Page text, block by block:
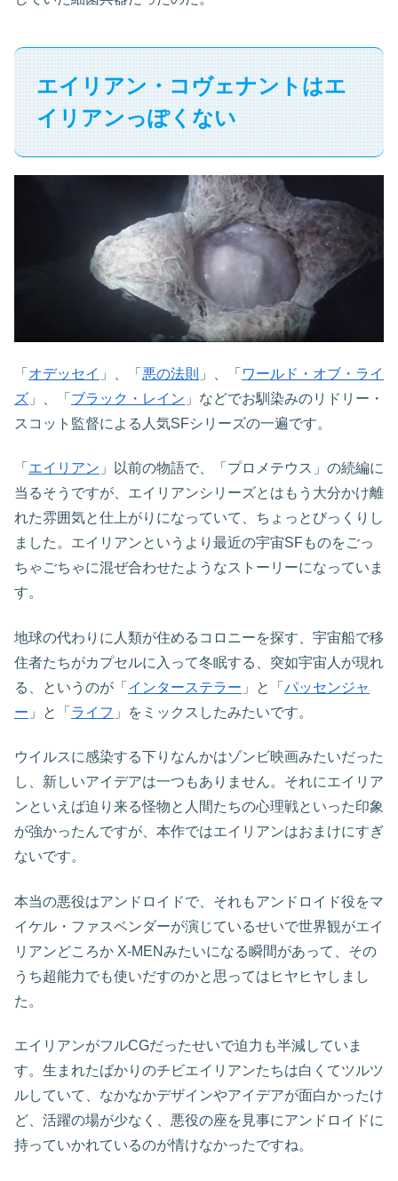
エイリアン・コヴェナントはエ
イリアンっぽくない
「 オデッセイ 」、「 悪の法則 」、「 ワールド・オブ・ライ
ズ 」、「 ブラック・レイン 」などでお馴染みのリドリー・
スコット監督による人気SFシリーズの一遍です。
「 エイリアン 」以前の物語で、「プロメテウス」の続編に
当るそうですが、エイリアンシリーズとはもう大分かけ離
れた雰囲気と仕上がりになっていて、ちょっとびっくりし
ました。エイリアンというより最近の宇宙SFものをごっ
ちゃごちゃに混ぜ合わせたようなストーリーになっていま
す。
地球の代わりに人類が住めるコロニーを探す、宇宙船で移
住者たちがカプセルに入って冬眠する、突如宇宙人が現れ
る、というのが「 インターステラー 」と「 パッセンジャ
ー 」と「 ライフ 」をミックスしたみたいです。
ウイルスに感染する下りなんかはゾンビ映画みたいだった
し、新しいアイデアは一つもありません。それにエイリア
ンといえば迫り来る怪物と人間たちの心理戦といった印象
が強かったんですが、本作ではエイリアンはおまけにすぎ
ないです。
本当の悪役はアンドロイドで、それもアンドロイド役をマ
イケル・ファスベンダーが演じているせいで世界観がエイ
リアンどころか X-MENみたいになる瞬間があって、その
うち超能力でも使いだすのかと思ってはヒヤヒヤしまし
た。
エイリアンがフルCGだったせいで迫力も半減していま
す。生まれたばかりのチビエイリアンたちは白くてツルツ
ルしていて、なかなかデザインやアイデアが面白かったけ
ど、活躍の場が少なく、悪役の座を見事にアンドロイドに
持っていかれているのが情けなかったですね。